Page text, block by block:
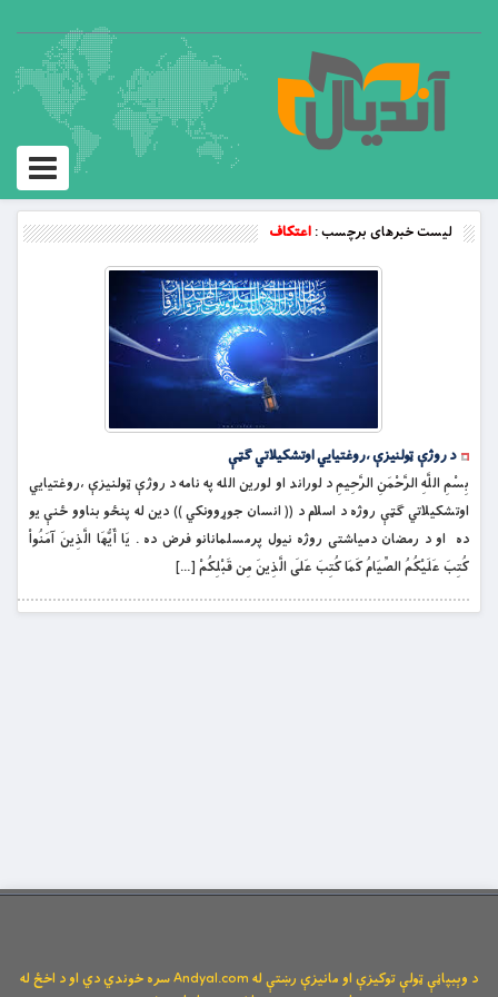
Toggle
لیست خبرهای برچسب :اعتکاف
د روژې ټولنيزې ،روغتیایي اوتشکيلاتي گټې
بِسْمِ اللَّهِ الرَّحْمَنِ الرَّحِيمِ د لوراند او لورین الله په نامه د روژې ټولنيزې ،روغتیایي
اوتشکيلاتي گټې روژه د اسلام د (( انسان جوړوونکي )) دين له پنځو بناوو ځنې يو
ده او د رمضان دمياشتى روژه نيول پرمسلمانانو فرض ده . يَا أَيُّهَا الَّذِينَ آمَنُواْ
كُتِبَ عَلَيْكُمُ الصِّيَامُ كَمَا كُتِبَ عَلَى الَّذِينَ مِن قَبْلِكُمْ […]
د وېبپاڼې ټولې توکیزې او مانیزې رښتې له Andyal.com سره خوندي دي او د اخځ له